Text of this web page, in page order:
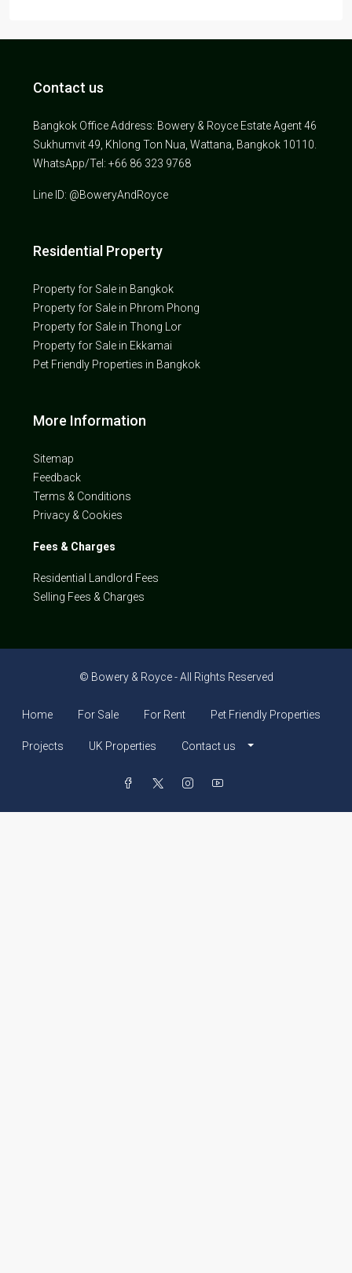
Contact us
Bangkok Office Address: Bowery & Royce Estate Agent 46
Sukhumvit 49, Khlong Ton Nua, Wattana, Bangkok 10110.
WhatsApp/Tel: +66 86 323 9768
Line ID: @BoweryAndRoyce
Residential Property
Property for Sale in Bangkok
Property for Sale in Phrom Phong
Property for Sale in Thong Lor
Property for Sale in Ekkamai
Pet Friendly Properties in Bangkok
More Information
Sitemap
Feedback
Terms & Conditions
Privacy & Cookies
Fees & Charges
Residential Landlord Fees
Selling Fees & Charges
© Bowery & Royce - All Rights Reserved
Home For Sale For Rent Pet Friendly Properties
Projects UK Properties Contact us